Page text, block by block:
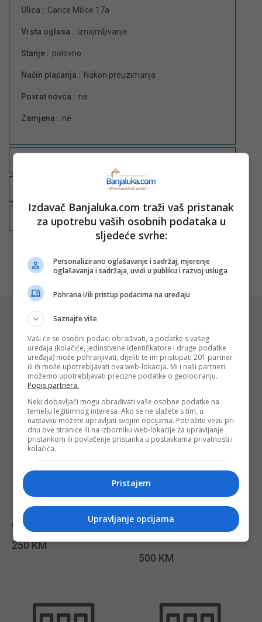
Ulica : Carice Milice 17a
Vrsta oglasa : iznajmljivanje
Stanje : polovno
Način plaćanja : Nakon preuzimanja
Povrat novca : ne
Zamjena : ne
Privatni upit
Slični oglasi
Garsonjera na Starčevici
250 KM
IZDAJEM GARSONJERU N
500 KM
Izdavač Banjaluka.com traži vaš pristanak
za upotrebu vaših osobnih podataka u
sljedeće svrhe:
Personalizirano oglašavanje i sadržaj, mjerenje
oglašavanja i sadržaja, uvidi u publiku i razvoj usluga
Pohrana i/ili pristup podacima na uređaju
Saznajte više
Vaši će se osobni podaci obrađivati, a podatke s vašeg
uređaja (kolačiće, jedinstvene identifikatore i druge podatke
uređaja) može pohranjivati, dijeliti te im pristupati 201 partner
ili ih može upotrebljavati ova web-lokacija. Mi i naši partneri
možemo upotrebljavati precizne podatke o geolociranju.
Popis partnera.
Neki dobavljači mogu obrađivati vaše osobne podatke na
temelju legitimnog interesa. Ako se ne slažete s tim, u
nastavku možete upravljati svojim opcijama. Potražite vezu pri
dnu ove stranice ili na izborniku web-lokacije za upravljanje
pristankom ili povlačenje pristanka u postavkama privatnosti i
kolačića.
Pristajem
Upravljanje opcijama